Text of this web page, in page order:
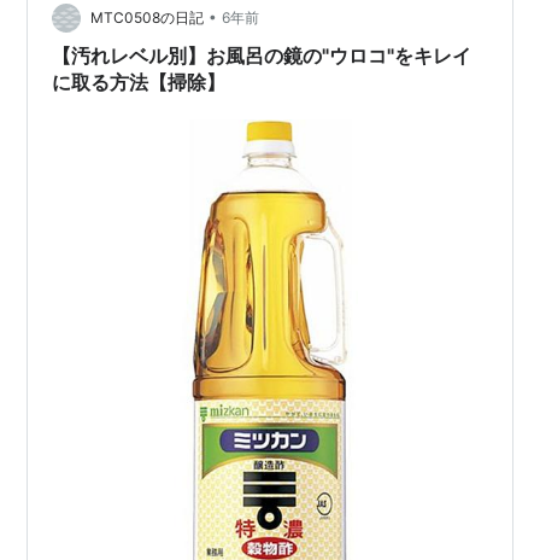
る内容ばかりなので、「どうやって拭くのが一番ラクか
な？」と悩んだときのヒントにしてみてください…
MTC0508の日記 • 6年前
【汚れレベル別】お風呂の鏡の"ウロコ"をキレイ
に取る方法【掃除】